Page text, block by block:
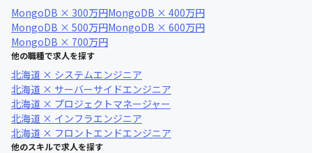
MongoDB × 300万円MongoDB × 400万円
MongoDB × 500万円MongoDB × 600万円
MongoDB × 700万円
他の職種で求人を探す
北海道 × システムエンジニア
北海道 × サーバーサイドエンジニア
北海道 × プロジェクトマネージャー
北海道 × インフラエンジニア
北海道 × フロントエンドエンジニア
他のスキルで求人を探す